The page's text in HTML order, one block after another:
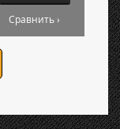
Сравнить ›